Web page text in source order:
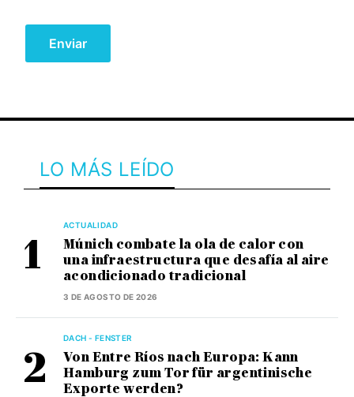
LO MÁS LEÍDO
ACTUALIDAD
Múnich combate la ola de calor con
una infraestructura que desafía al aire
acondicionado tradicional
3 DE AGOSTO DE 2026
DACH - FENSTER
Von Entre Ríos nach Europa: Kann
Hamburg zum Tor für argentinische
Exporte werden?